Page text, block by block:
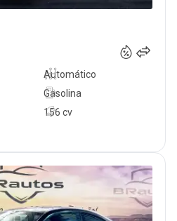
Automático
156 cv
Gasolina